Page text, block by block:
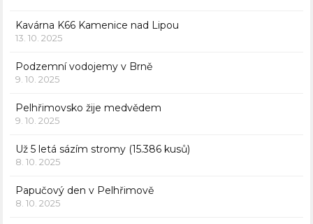
Kavárna K66 Kamenice nad Lipou
13. 10. 2025
Podzemní vodojemy v Brně
9. 10. 2025
Pelhřimovsko žije medvědem
9. 10. 2025
Už 5 letá sázím stromy (15.386 kusů)
8. 10. 2025
Papučový den v Pelhřimově
8. 10. 2025